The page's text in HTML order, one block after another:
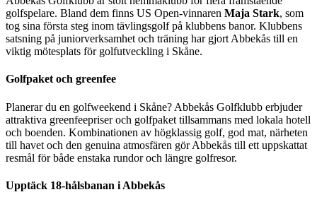
golfspelare. Bland dem finns US Open-vinnaren Maja Stark, som
tog sina första steg inom tävlingsgolf på klubbens banor. Klubbens
satsning på juniorverksamhet och träning har gjort Abbekås till en
viktig mötesplats för golfutveckling i Skåne.
Golfpaket och greenfee
Planerar du en golfweekend i Skåne? Abbekås Golfklubb erbjuder
attraktiva greenfeepriser och golfpaket tillsammans med lokala hotell
och boenden. Kombinationen av högklassig golf, god mat, närheten
till havet och den genuina atmosfären gör Abbekås till ett uppskattat
resmål för både enstaka rundor och längre golfresor.
Upptäck 18-hålsbanan i Abbekås